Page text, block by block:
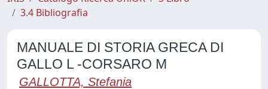
3.4 Bibliografia
MANUALE DI STORIA GRECA DI
GALLO L -CORSARO M
GALLOTTA, Stefania